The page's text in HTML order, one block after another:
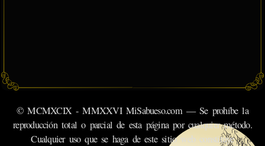
© MCMXCIX - MMXXVI MiSabueso.com — Se prohíbe la
reproducción total o parcial de esta página por cualquier método.
Cualquier uso que se haga de este sitio web constituye